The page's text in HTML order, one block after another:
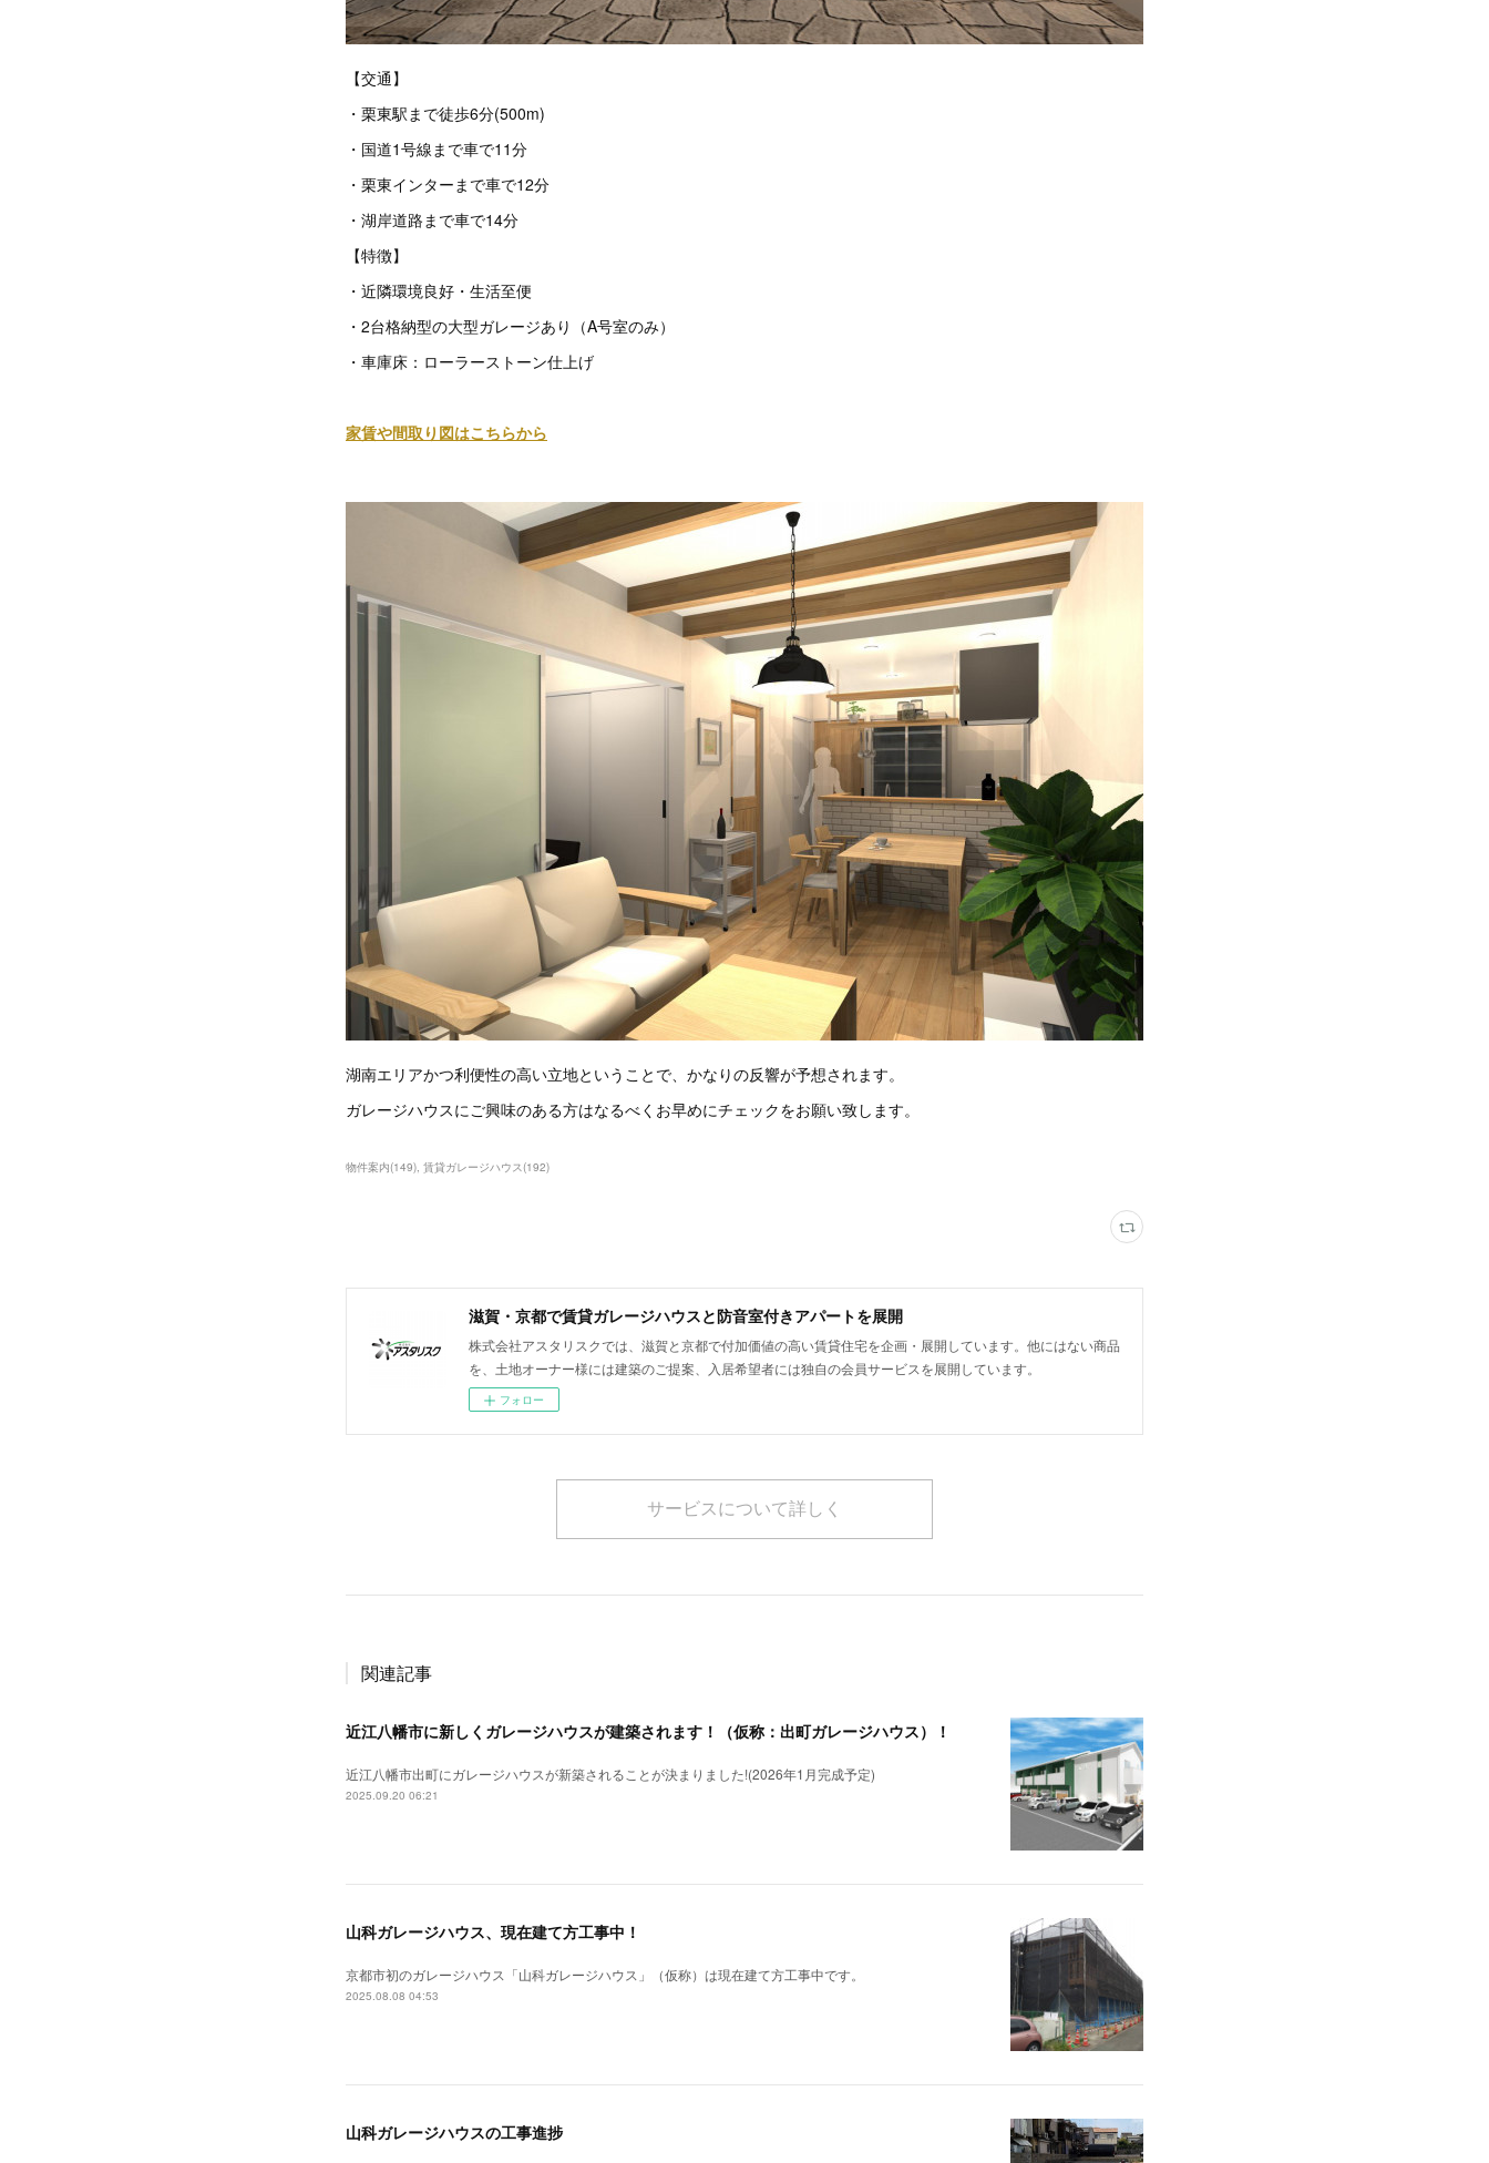
【交通】
・栗東駅まで徒歩6分(500m)
・国道1号線まで車で11分
・栗東インターまで車で12分
・湖岸道路まで車で14分
【特徴】
・近隣環境良好・生活至便
・2台格納型の大型ガレージあり（A号室のみ）
・車庫床：ローラーストーン仕上げ
家賃や間取り図はこちらから
湖南エリアかつ利便性の高い立地ということで、かなりの反響が予想されます。
ガレージハウスにご興味のある方はなるべくお早めにチェックをお願い致します。
物件案内(149) 賃貸ガレージハウス(192)
滋賀・京都で賃貸ガレージハウスと防音室付きアパートを展開
株式会社アスタリスクでは、滋賀と京都で付加価値の高い賃貸住宅を企画・展開しています。他にはない商品
を、土地オーナー様には建築のご提案、入居希望者には独自の会員サービスを展開しています。
フォロー
サービスについて詳しく
関連記事
近江八幡市に新しくガレージハウスが建築されます！（仮称：出町ガレージハウス）！
近江八幡市出町にガレージハウスが新築されることが決まりました!(2026年1月完成予定)
2025.09.20 06:21
山科ガレージハウス、現在建て方工事中！
京都市初のガレージハウス「山科ガレージハウス」（仮称）は現在建て方工事中です。
2025.08.08 04:53
山科ガレージハウスの工事進捗